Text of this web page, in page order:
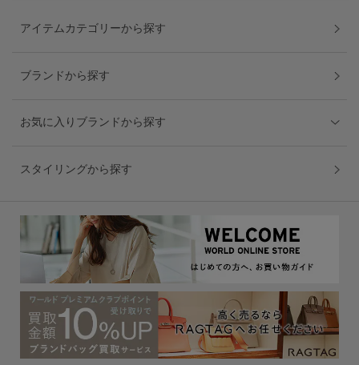
アイテムカテゴリーから探す
ブランドから探す
お気に入りブランドから探す
スタイリングから探す